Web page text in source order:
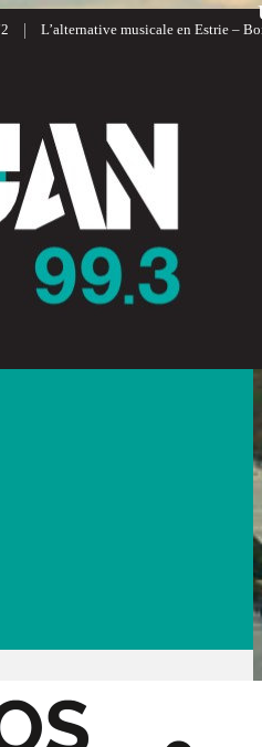
L’alternative musicale en Estrie –